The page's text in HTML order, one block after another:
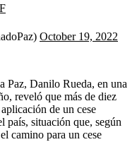
October 19, 2022
Paz, Danilo Rueda, en una
reveló que más de diez
de un cese
país, situación que, según
camino para un cese